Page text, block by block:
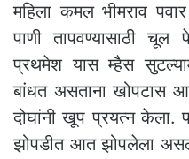
महिला कमल भीमराव
पाणी तापवण्यासाठी चूल
प्रथमेश यास म्हैस
बांधत असताना खोपटास
दोघांनी खूप प्रयत्न केला.
झोपडीत आत झोपलेला